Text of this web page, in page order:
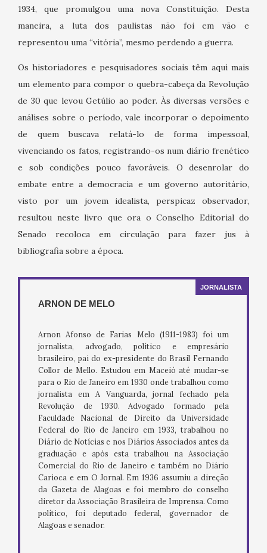
1934, que promulgou uma nova Constituição. Desta
maneira, a luta dos paulistas não foi em vão e
representou uma “vitória”, mesmo perdendo a guerra.
Os historiadores e pesquisadores sociais têm aqui mais
um elemento para compor o quebra-cabeça da Revolução
de 30 que levou Getúlio ao poder. Às diversas versões e
análises sobre o período, vale incorporar o depoimento
de quem buscava relatá-lo de forma impessoal,
vivenciando os fatos, registrando-os num diário frenético
e sob condições pouco favoráveis. O desenrolar do
embate entre a democracia e um governo autoritário,
visto por um jovem idealista, perspicaz observador,
resultou neste livro que ora o Conselho Editorial do
Senado recoloca em circulação para fazer jus à
bibliografia sobre a época.
JORNALISTA
ARNON DE MELO
Arnon Afonso de Farias Melo (1911-1983) foi um
jornalista, advogado, político e empresário
brasileiro, pai do ex-presidente do Brasil Fernando
Collor de Mello. Estudou em Maceió até mudar-se
para o Rio de Janeiro em 1930 onde trabalhou como
jornalista em A Vanguarda, jornal fechado pela
Revolução de 1930. Advogado formado pela
Faculdade Nacional de Direito da Universidade
Federal do Rio de Janeiro em 1933, trabalhou no
Diário de Notícias e nos Diários Associados antes da
graduação e após esta trabalhou na Associação
Comercial do Rio de Janeiro e também no Diário
Carioca e em O Jornal. Em 1936 assumiu a direção
da Gazeta de Alagoas e foi membro do conselho
diretor da Associação Brasileira de Imprensa. Como
político, foi deputado federal, governador de
Alagoas e senador.